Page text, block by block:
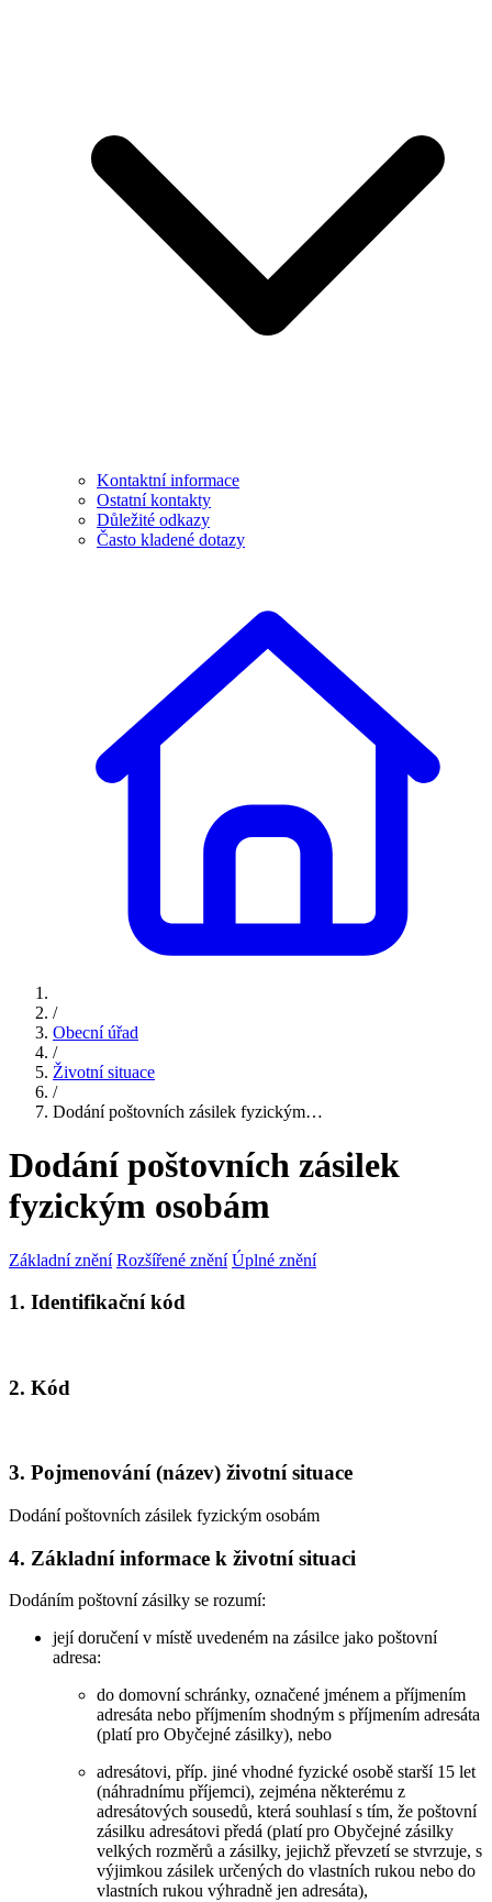
Kontaktní informace
Ostatní kontakty
Důležité odkazy
Často kladené dotazy
/
Obecní úřad
/
Životní situace
/
Dodání poštovních zásilek fyzickým…
Dodání poštovních zásilek
fyzickým osobám
Základní znění Rozšířené znění Úplné znění
1. Identifikační kód
2. Kód
3. Pojmenování (název) životní situace
Dodání poštovních zásilek fyzickým osobám
4. Základní informace k životní situaci
Dodáním poštovní zásilky se rozumí:
její doručení v místě uvedeném na zásilce jako poštovní
adresa:
do domovní schránky, označené jménem a příjmením
adresáta nebo příjmením shodným s příjmením adresáta
(platí pro Obyčejné zásilky), nebo
adresátovi, příp. jiné vhodné fyzické osobě starší 15 let
(náhradnímu příjemci), zejména některému z
adresátových sousedů, která souhlasí s tím, že poštovní
zásilku adresátovi předá (platí pro Obyčejné zásilky
velkých rozměrů a zásilky, jejichž převzetí se stvrzuje, s
výjimkou zásilek určených do vlastních rukou nebo do
vlastních rukou výhradně jen adresáta),